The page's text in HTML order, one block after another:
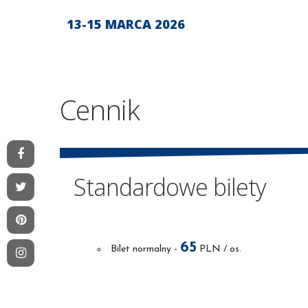
13-15 MARCA 2026
Cennik
Standardowe bilety
Bilet normalny- 65 PLN / os.